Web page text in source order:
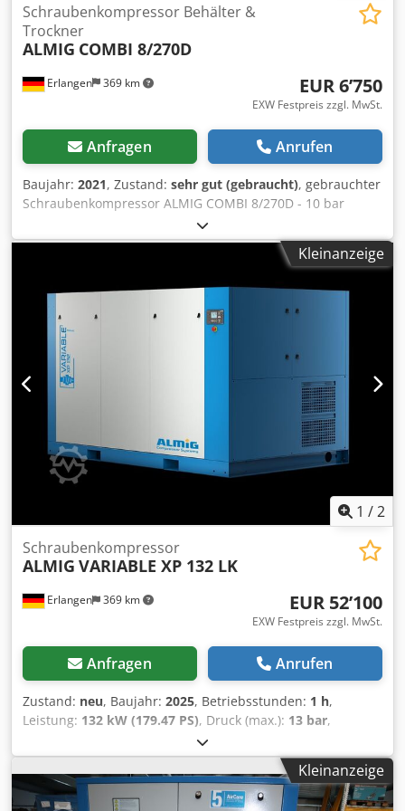
Erlangen 369 km
Schraubenkompressor Behälter &
Trockner
ALMIG COMBI 8/270D
EUR 6’750
EXW Festpreis zzgl. MwSt.
Anfragen Anrufen
Baujahr: 2021, Zustand: sehr gut (gebraucht), gebrauchter
Schraubenkompressor ALMIG COMBI 8/270D - 10 bar
(luftgekühlt) mit integriertem Kältetrockner mit
zeitgesteuertem Kondensatablass mit 270 Liter Behälter
mit Steuerung AirControl Mini Bj.: 2021 Betriebsstunden:
aber technisch 100 % in Ordnung. Technische Daten Typ :
COMBI 8/270D Betriebsüberdruck : 10 bar(ue)
Liefermenge, nach ISO 1217 Anhang C : 1,02 m³/min
Schutzart / Isolationsklasse Antriebsmotor : IP 55/ISO F
Nennleistung Antriebsmotor : 7,5 kW Betriebsspannung /
Frequenz : 400/50 V/Hz Schalldruckpegel (DIN 45635 T.13) :
64 dB(A) Länge : 1180 mm Breite : 770 mm Höhe : 1680 mm
Gewicht : 460 kg Druckluftanschluss : G 3/4" Bequeme
Leasing über unsere Hausbank möglich. Besuchen Sie
unser Ladengeschäft. Chodpfeiqym Hex Anzja Wir haben
immer eine große Auswahl an neuen und gebrauchten
Kleinanzeige
1 /2
Erlangen 369 km
Schraubenkompressor
ALMIG VARIABLE XP 132 LK
EUR 52’100
EXW Festpreis zzgl. MwSt.
Anfragen Anrufen
Zustand: neu, Baujahr: 2025, Betriebsstunden: 1 h,
Leistung: 132 kW (179.47 PS), Druck (max.): 13 bar,
Abverkauf: Schraubenkompressor ALMIG VARIABLE XP 132
drehzahlgeregelt (luftgekühlt) Steuerung: Air Control
Premium Bj.: 2025 Betriebsstunden: 0 Bh Technische
Daten Typ : VARIABLE XP 132 Betriebsueberdruck : 5 bis 13
Kleinanzeige